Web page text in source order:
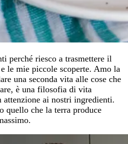
perché riesco a trasmettere il
le mie piccole scoperte. Amo la
una seconda vita alle cose che
è una filosofia di vita
attenzione ai nostri ingredienti.
quello che la terra produce